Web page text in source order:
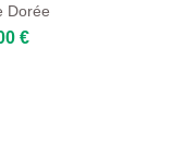
Dorée
€